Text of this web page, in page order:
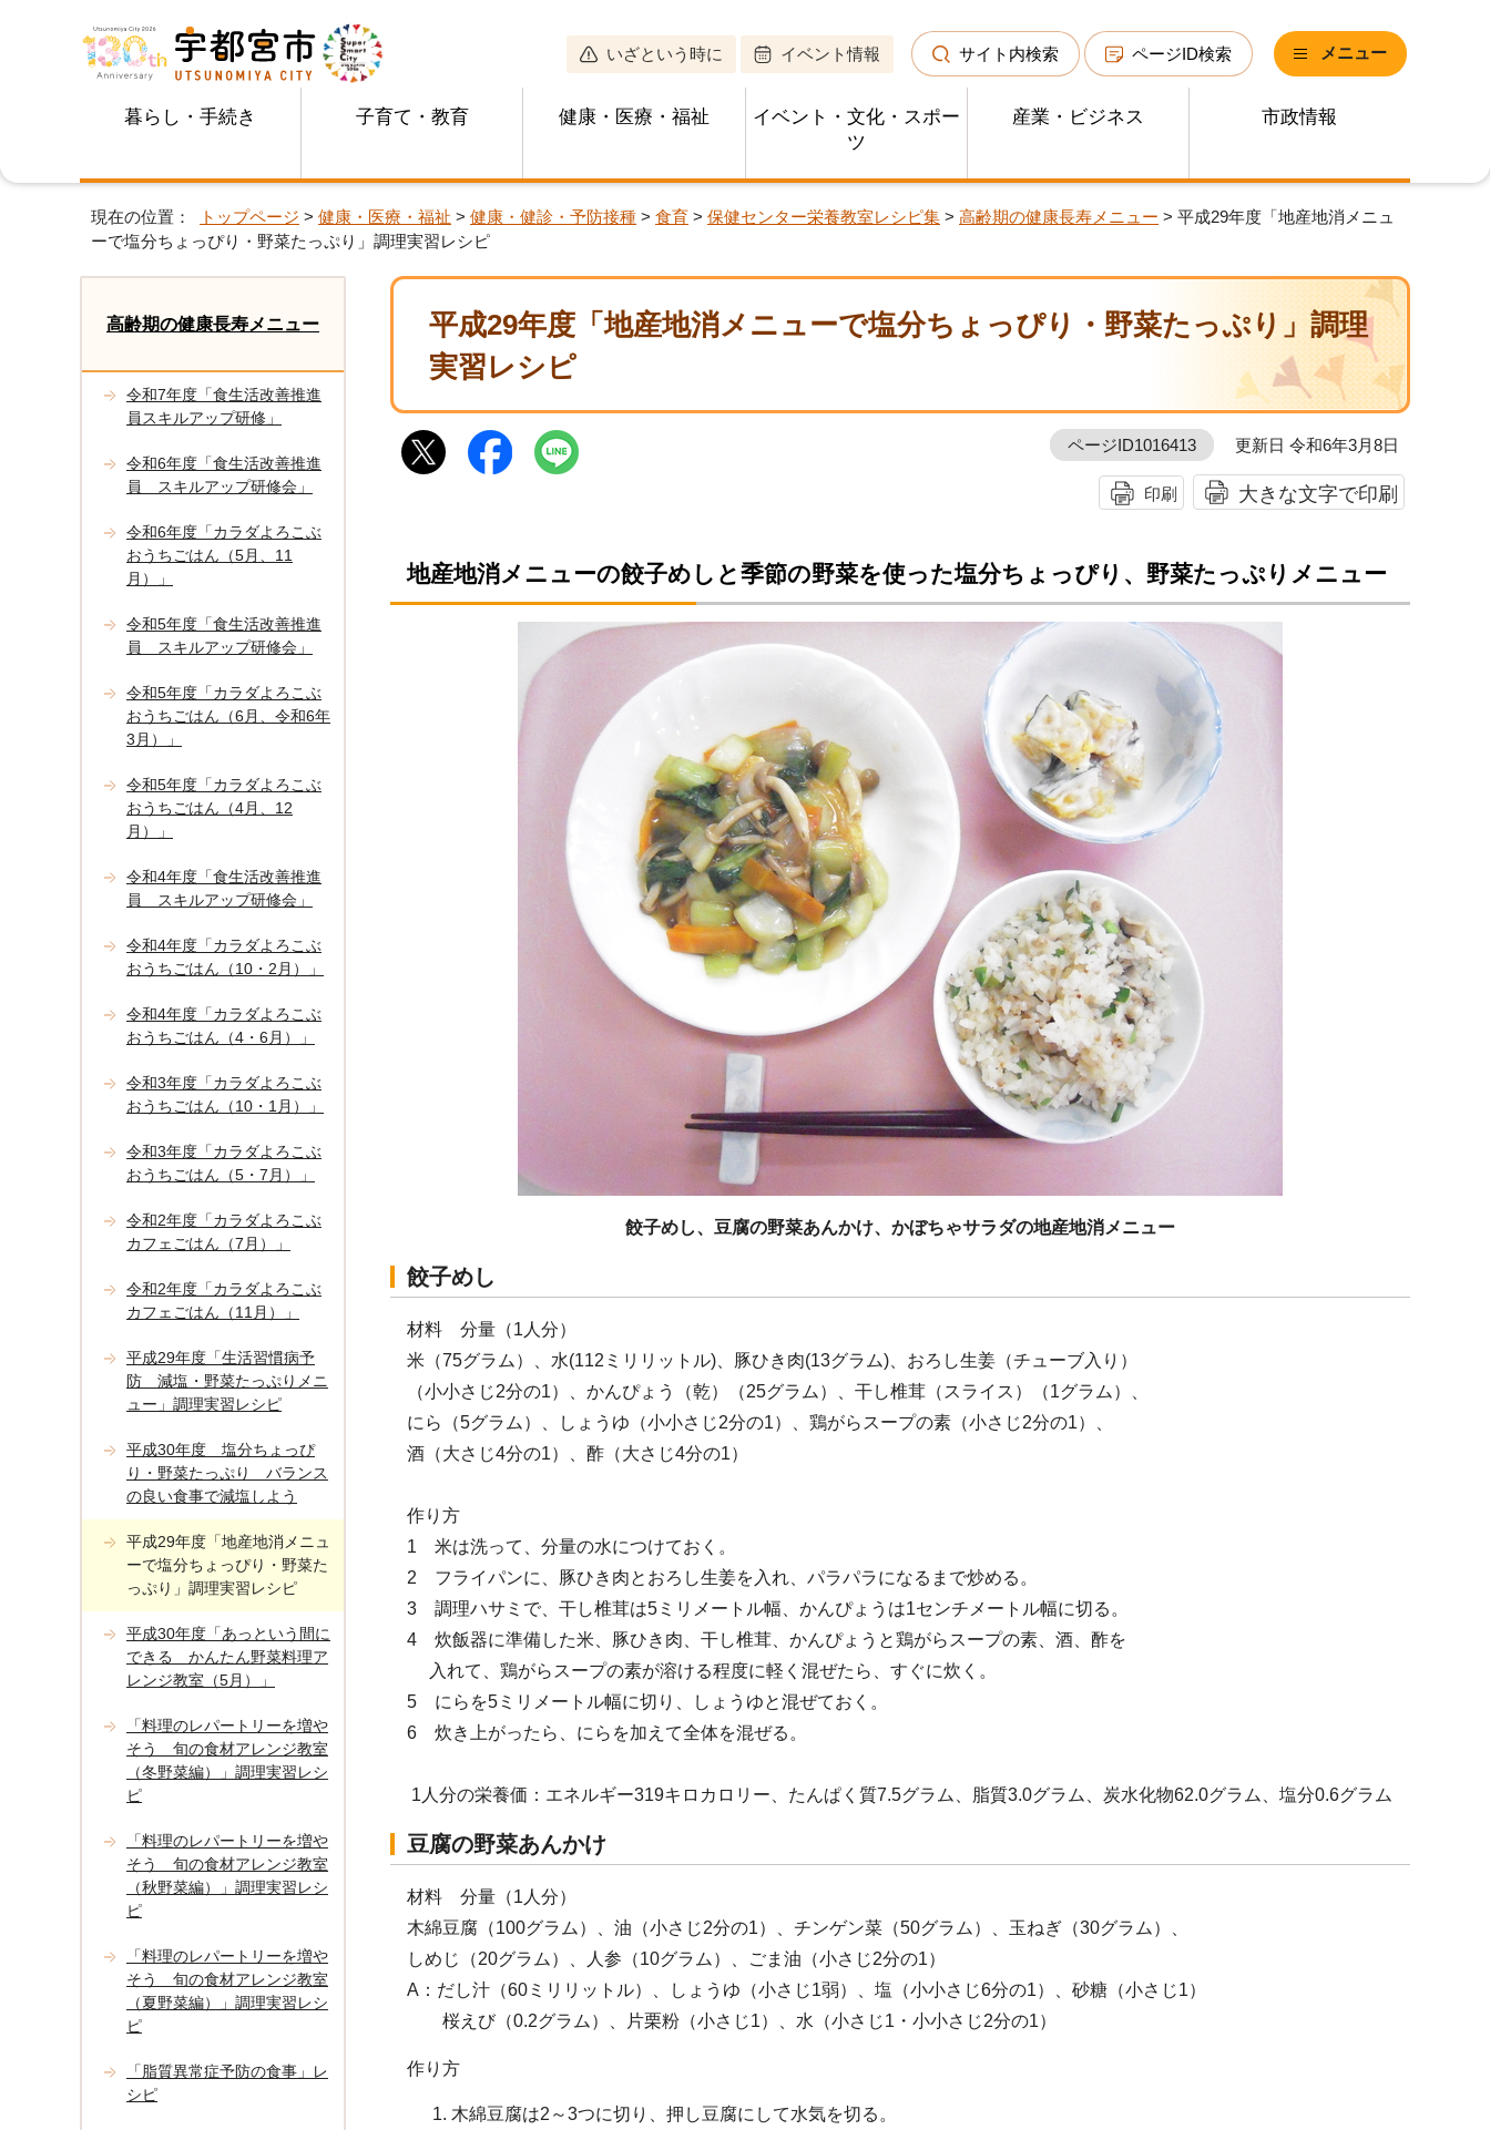
いざという時に イベント情報 サイト内検索 ページID検索 メニュー
暮らし・手続き 子育て・教育 健康・医療・福祉
イベント・文化・スポー
ツ
産業・ビジネス 市政情報
現在の位置： トップページ > 健康・医療・福祉 > 健康・健診・予防接種 > 食育 > 保健センター栄養教室レシピ集 > 高齢期の健康長寿メニュー > 平成29年度「地産地消メニュ
ーで塩分ちょっぴり・野菜たっぷり」調理実習レシピ
平成29年度「地産地消メニューで塩分ちょっぴり・野菜たっぷり」調理
実習レシピ
ページID1016413 更新日 令和6年3月8日
印刷 大きな文字で印刷
地産地消メニューの餃子めしと季節の野菜を使った塩分ちょっぴり、野菜たっぷりメニュー
餃子めし、豆腐の野菜あんかけ、かぼちゃサラダの地産地消メニュー
餃子めし
材料 分量（1人分）
米（75グラム）、水(112ミリリットル)、豚ひき肉(13グラム)、おろし生姜（チューブ入り）
（小小さじ2分の1）、かんぴょう（乾）（25グラム）、干し椎茸（スライス）（1グラム）、
にら（5グラム）、しょうゆ（小小さじ2分の1）、鶏がらスープの素（小さじ2分の1）、
酒（大さじ4分の1）、酢（大さじ4分の1）
作り方
1 米は洗って、分量の水につけておく。
2 フライパンに、豚ひき肉とおろし生姜を入れ、パラパラになるまで炒める。
3 調理ハサミで、干し椎茸は5ミリメートル幅、かんぴょうは1センチメートル幅に切る。
4 炊飯器に準備した米、豚ひき肉、干し椎茸、かんぴょうと鶏がらスープの素、酒、酢を
入れて、鶏がらスープの素が溶ける程度に軽く混ぜたら、すぐに炊く。
5 にらを5ミリメートル幅に切り、しょうゆと混ぜておく。
6 炊き上がったら、にらを加えて全体を混ぜる。
1人分の栄養価：エネルギー319キロカロリー、たんぱく質7.5グラム、脂質3.0グラム、炭水化物62.0グラム、塩分0.6グラム
豆腐の野菜あんかけ
材料 分量（1人分）
木綿豆腐（100グラム）、油（小さじ2分の1）、チンゲン菜（50グラム）、玉ねぎ（30グラム）、
しめじ（20グラム）、人参（10グラム）、ごま油（小さじ2分の1）
A：だし汁（60ミリリットル）、しょうゆ（小さじ1弱）、塩（小小さじ6分の1）、砂糖（小さじ1）
桜えび（0.2グラム）、片栗粉（小さじ1）、水（小さじ1・小小さじ2分の1）
作り方
木綿豆腐は2～3つに切り、押し豆腐にして水気を切る。
高齢期の健康長寿メニュー
令和7年度「食生活改善推進
員スキルアップ研修」
令和6年度「食生活改善推進
員 スキルアップ研修会」
令和6年度「カラダよろこぶ
おうちごはん（5月、11
月）」
令和5年度「食生活改善推進
員 スキルアップ研修会」
令和5年度「カラダよろこぶ
おうちごはん（6月、令和6年
3月）」
令和5年度「カラダよろこぶ
おうちごはん（4月、12
月）」
令和4年度「食生活改善推進
員 スキルアップ研修会」
令和4年度「カラダよろこぶ
おうちごはん（10・2月）」
令和4年度「カラダよろこぶ
おうちごはん（4・6月）」
令和3年度「カラダよろこぶ
おうちごはん（10・1月）」
令和3年度「カラダよろこぶ
おうちごはん（5・7月）」
令和2年度「カラダよろこぶ
カフェごはん（7月）」
令和2年度「カラダよろこぶ
カフェごはん（11月）」
平成29年度「生活習慣病予
防 減塩・野菜たっぷりメニ
ュー」調理実習レシピ
平成30年度 塩分ちょっぴ
り・野菜たっぷり バランス
の良い食事で減塩しよう
平成29年度「地産地消メニュ
ーで塩分ちょっぴり・野菜た
っぷり」調理実習レシピ
平成30年度「あっという間に
できる かんたん野菜料理ア
レンジ教室（5月）」
「料理のレパートリーを増や
そう 旬の食材アレンジ教室
（冬野菜編）」調理実習レシ
ピ
「料理のレパートリーを増や
そう 旬の食材アレンジ教室
（秋野菜編）」調理実習レシ
ピ
「料理のレパートリーを増や
そう 旬の食材アレンジ教室
（夏野菜編）」調理実習レシ
ピ
「脂質異常症予防の食事」レ
シピ